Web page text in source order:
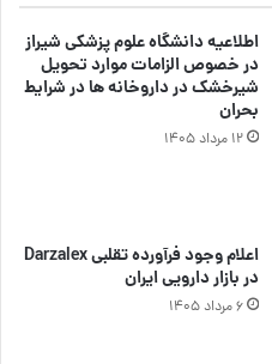
اطلاعیه دانشگاه علوم پزشکی شیراز
در خصوص الزامات موارد تحویل
شیرخشک در داروخانه ها در شرایط
بحران
۱۲ مرداد ۱۴۰۵
اعلام وجود فرآورده تقلبی Darzalex
در بازار دارویی ایران
۶ مرداد ۱۴۰۵